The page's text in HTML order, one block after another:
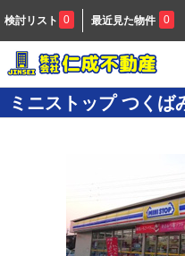
検討リスト 0 最近見た物件 0
ミニストップ つくば